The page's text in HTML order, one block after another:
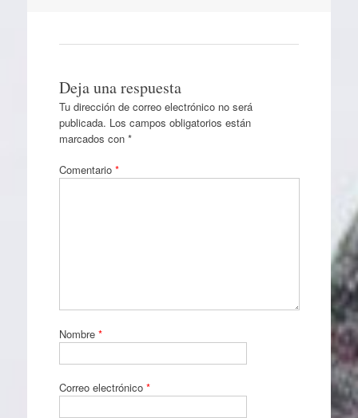
Deja una respuesta
Tu dirección de correo electrónico no será
publicada. Los campos obligatorios están
marcados con *
Comentario *
Nombre *
Correo electrónico *